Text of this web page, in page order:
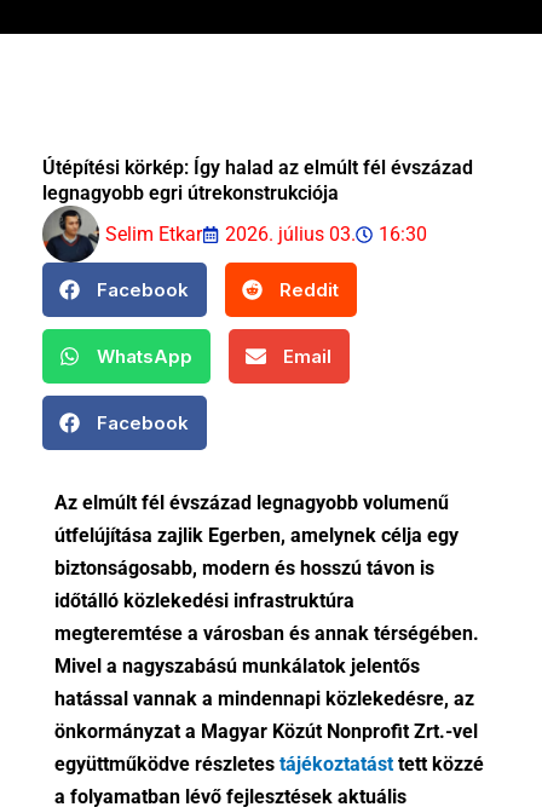
Útépítési körkép: Így halad az elmúlt fél évszázad
legnagyobb egri útrekonstrukciója
Selim Etkar
2026. július 03. 16:30
Facebook Reddit
WhatsApp Email
Facebook
Az elmúlt fél évszázad legnagyobb volumenű
útfelújítása zajlik Egerben, amelynek célja egy
biztonságosabb, modern és hosszú távon is
időtálló közlekedési infrastruktúra
megteremtése a városban és annak térségében.
Mivel a nagyszabású munkálatok jelentős
hatással vannak a mindennapi közlekedésre, az
önkormányzat a Magyar Közút Nonprofit Zrt.-vel
együttműködve részletestájékoztatást tett közzé
a folyamatban lévő fejlesztések aktuális